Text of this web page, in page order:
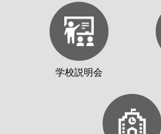
学校説明会